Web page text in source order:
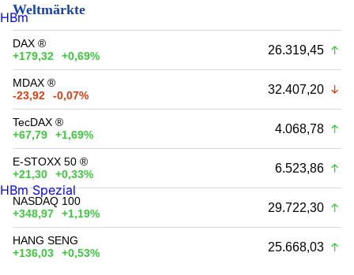
Weltmärkte
DAX ®
+179,32
+0,69% 26.319,45
MDAX ®
-23,92
-0,07% 32.407,20
TecDAX ®
+67,79
+1,69% 4.068,78
E-STOXX 50 ®
+21,30
+0,33% 6.523,86
NASDAQ 100
+348,97
+1,19% 29.722,30
HANG SENG
+136,03
+0,53% 25.668,03
HBm
HBm Spezial